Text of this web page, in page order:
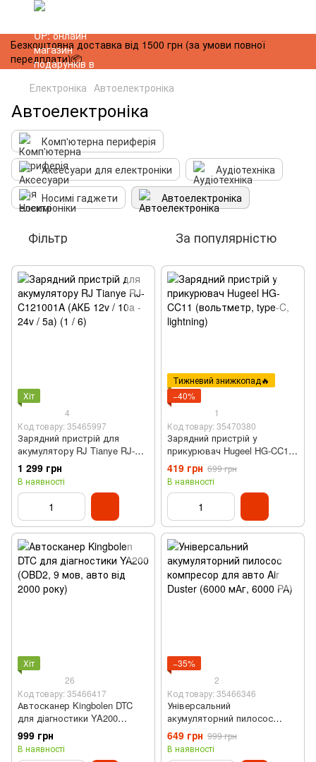
Безкоштовна доставка від 1500 грн (за умови повної
передплати)📦
Електроніка Автоелектроніка
Автоелектроніка
Комп'ютерна периферія
Аксесуари для електроніки
Аудіотехніка
Носимі гаджети
Автоелектроніка
Фільтр За популярністю
Хіт
4
Код товару: 35465997
Зарядний пристрій для
акумулятору RJ Tianye RJ-
C121001A (АКБ 12v / 10a - 24v
/ 5a)
1 299 грн
В наявності
Тижневий знижкопад🔥
−40%
1
Код товару: 35470380
Зарядний пристрій у
прикурювач Hugeel HG-CC11
(вольтметр, type-C, lightning)
419 грн 699 грн
В наявності
Хіт
26
Код товару: 35466417
Автосканер Kingbolen DTC
для діагностики YA200
(OBD2, 9 мов, авто від 2000
року)
999 грн
В наявності
−35%
2
Код товару: 35466346
Універсальний
акумуляторний пилосос
компресор для авто Air
Duster (6000 мАг, 6000 PA)
649 грн 999 грн
В наявності